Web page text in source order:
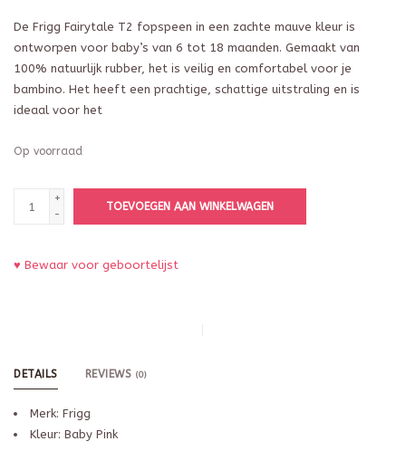
De Frigg Fairytale T2 fopspeen in een zachte mauve kleur is
ontworpen voor baby’s van 6 tot 18 maanden. Gemaakt van
100% natuurlijk rubber, het is veilig en comfortabel voor je
bambino. Het heeft een prachtige, schattige uitstraling en is
ideaal voor het
Op voorraad
+
-
TOEVOEGEN AAN WINKELWAGEN
♥ Bewaar voor geboortelijst
DETAILS REVIEWS (0)
Merk: Frigg
Kleur: Baby Pink